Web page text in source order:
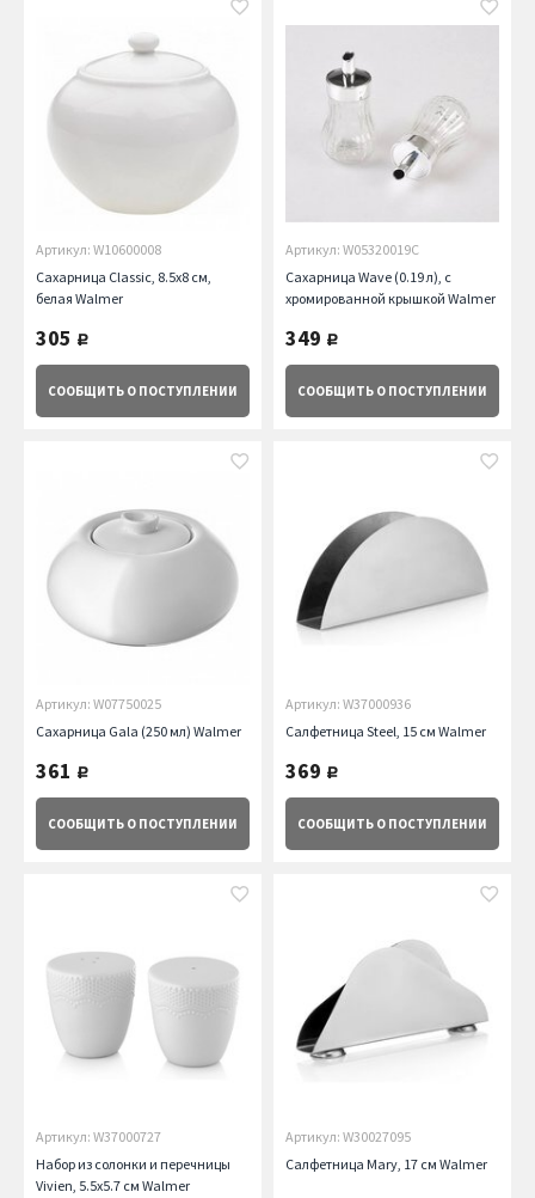
Артикул: W10600008
Сахарница Classic, 8.5х8 см,
белая Walmer
305 руб.
СООБЩИТЬ О ПОСТУПЛЕНИИ
Артикул: W05320019C
Сахарница Wave (0.19 л), с
хромированной крышкой Walmer
349 руб.
СООБЩИТЬ О ПОСТУПЛЕНИИ
Артикул: W07750025
Сахарница Gala (250 мл) Walmer
361 руб.
СООБЩИТЬ О ПОСТУПЛЕНИИ
Артикул: W37000936
Салфетница Steel, 15 см Walmer
369 руб.
СООБЩИТЬ О ПОСТУПЛЕНИИ
Артикул: W37000727
Набор из солонки и перечницы
Vivien, 5.5х5.7 см Walmer
Артикул: W30027095
Салфетница Mary, 17 см Walmer